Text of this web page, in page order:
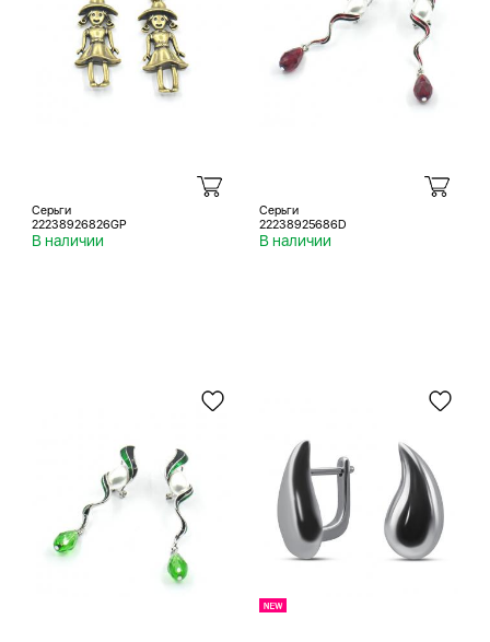
Серьги
22238926826GP
В наличии
Серьги
22238925686D
В наличии